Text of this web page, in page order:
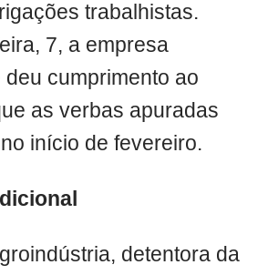
trabalhistas.
7, a empresa
deu cumprimento ao
as verbas apuradas
início de fevereiro.
detentora da